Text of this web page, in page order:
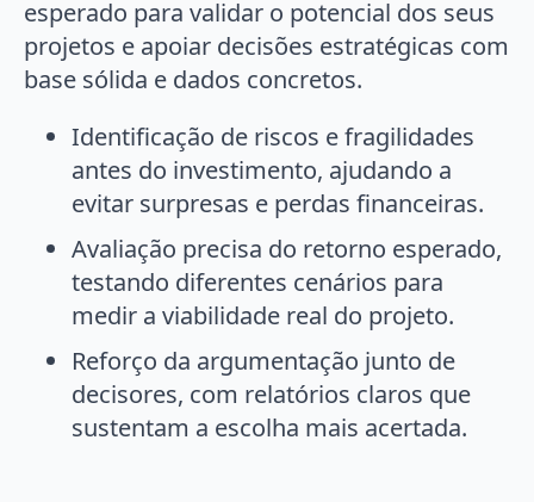
esperado para validar o potencial dos seus
projetos e apoiar decisões estratégicas com
base sólida e dados concretos.
Identificação de riscos e fragilidades
antes do investimento, ajudando a
evitar surpresas e perdas financeiras.
Avaliação precisa do retorno esperado,
testando diferentes cenários para
medir a viabilidade real do projeto.
Reforço da argumentação junto de
decisores, com relatórios claros que
sustentam a escolha mais acertada.